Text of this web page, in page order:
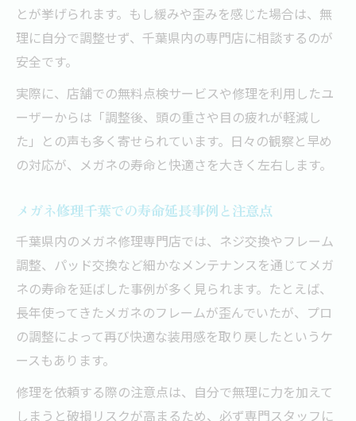
とが挙げられます。もし緩みや歪みを感じた場合は、無
理に自分で調整せず、千葉県内の専門店に相談するのが
安全です。
実際に、店舗での無料点検サービスや修理を利用したユ
ーザーからは「調整後、頭の重さや目の疲れが軽減し
た」との声も多く寄せられています。日々の観察と早め
の対応が、メガネの寿命と快適さを大きく左右します。
メガネ修理千葉での寿命延長事例と注意点
千葉県内のメガネ修理専門店では、ネジ交換やフレーム
調整、パッド交換など細かなメンテナンスを通じてメガ
ネの寿命を延ばした事例が多く見られます。たとえば、
長年使ってきたメガネのフレームが歪んでいたが、プロ
の調整によって再び快適な装用感を取り戻したというケ
ースもあります。
修理を依頼する際の注意点は、自分で無理に力を加えて
しまうと破損リスクが高まるため、必ず専門スタッフに